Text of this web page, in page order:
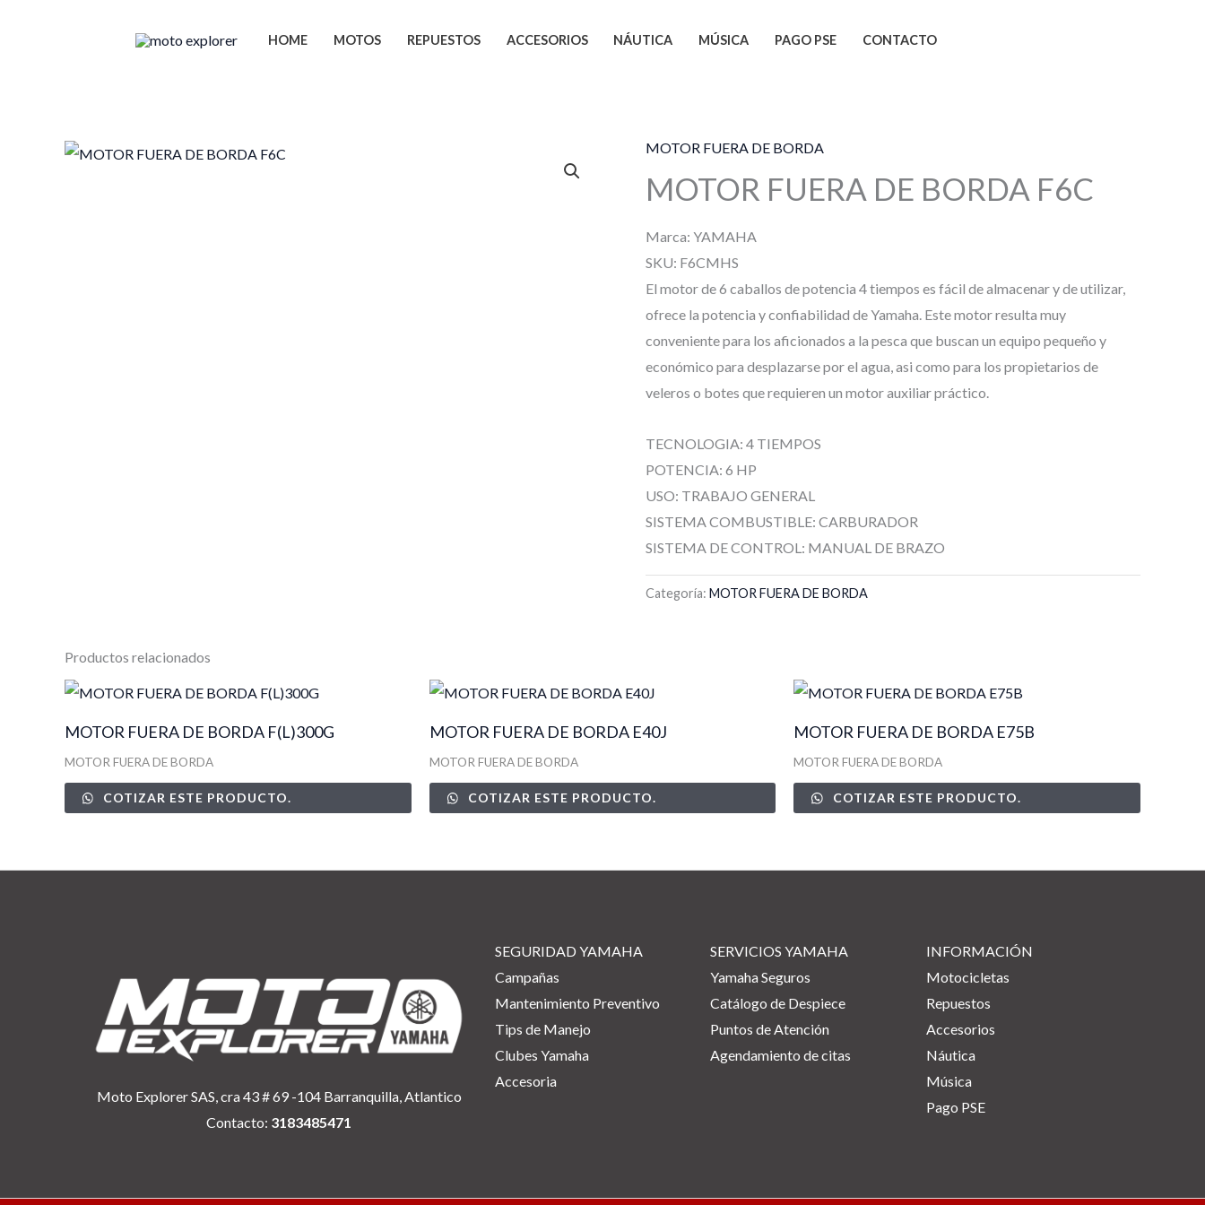
HOME MOTOS REPUESTOS ACCESORIOS NÁUTICA MÚSICA PAGO PSE CONTACTO
MOTOR FUERA DE BORDA
MOTOR FUERA DE BORDA F6C
Marca: YAMAHA
SKU: F6CMHS
El motor de 6 caballos de potencia 4 tiempos es fácil de almacenar y de utilizar,
ofrece la potencia y confiabilidad de Yamaha. Este motor resulta muy
conveniente para los aficionados a la pesca que buscan un equipo pequeño y
económico para desplazarse por el agua, asi como para los propietarios de
veleros o botes que requieren un motor auxiliar práctico.
TECNOLOGIA: 4 TIEMPOS
POTENCIA: 6 HP
USO: TRABAJO GENERAL
SISTEMA COMBUSTIBLE: CARBURADOR
SISTEMA DE CONTROL: MANUAL DE BRAZO
Categoría: MOTOR FUERA DE BORDA
Productos relacionados
MOTOR FUERA DE BORDA F(L)300G
MOTOR FUERA DE BORDA
COTIZAR ESTE PRODUCTO.
MOTOR FUERA DE BORDA E40J
MOTOR FUERA DE BORDA
COTIZAR ESTE PRODUCTO.
MOTOR FUERA DE BORDA E75B
MOTOR FUERA DE BORDA
COTIZAR ESTE PRODUCTO.
Moto Explorer SAS, cra 43 # 69 -104 Barranquilla, Atlantico
Contacto: 3183485471
SEGURIDAD YAMAHA
Campañas
Mantenimiento Preventivo
Tips de Manejo
Clubes Yamaha
Accesoria
SERVICIOS YAMAHA
Yamaha Seguros
Catálogo de Despiece
Puntos de Atención
Agendamiento de citas
INFORMACIÓN
Motocicletas
Repuestos
Accesorios
Náutica
Música
Pago PSE